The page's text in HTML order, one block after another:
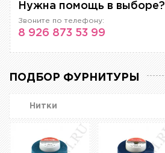
Нужна помощь в выборе?
Звоните по телефону:
8 926 873 53 99
ПОДБОР ФУРНИТУРЫ
Нитки